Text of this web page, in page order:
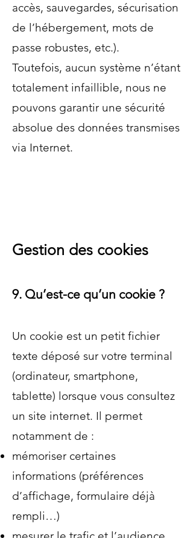
accès, sauvegardes, sécurisation
de l’hébergement, mots de
passe robustes, etc.).
Toutefois, aucun système n’étant
totalement infaillible, nous ne
pouvons garantir une sécurité
absolue des données transmises
via Internet.
Gestion des cookies
9. Qu’est-ce qu’un cookie ?
Un cookie est un petit fichier
texte déposé sur votre terminal
(ordinateur, smartphone,
tablette) lorsque vous consultez
un site internet. Il permet
notamment de :
mémoriser certaines
informations (préférences
d’affichage, formulaire déjà
rempli…)